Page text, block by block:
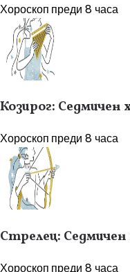
Хороскоп преди 8 часа
Козирог: Седмичен
Хороскоп преди 8 часа
Стрелец: Седмичен
Хороскоп преди 8 часа